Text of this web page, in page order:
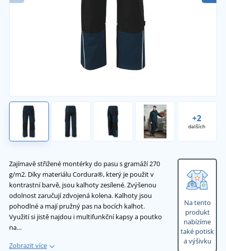
+2
dalších
Zajímavě střižené montérky do pasu s gramáží 270
g/m2. Díky materiálu Cordura®, který je použit v
kontrastní barvě, jsou kalhoty zesílené. Zvýšenou
odolnost zaručují zdvojená kolena. Kalhoty jsou
pohodlné a mají pružný pas na bocích kalhot.
Využití si jistě najdou i multifunkční kapsy a poutko
na…
Zobrazit více
Na tento
produkt
nabízíme
také potisk
a výšivku